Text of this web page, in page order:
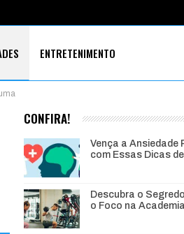
ENTRETENIMENTO
CONFIRA!
Vença a Ansiedade
com Essas Dicas
Descubra o
o Foco na